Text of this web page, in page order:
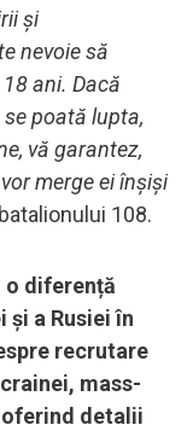
și
nevoie să
ani. Dacă
poată lupta,
vă garantez,
merge ei înșiși
108.
o diferență
a Rusiei în
recrutare
mass-
oferind detalii